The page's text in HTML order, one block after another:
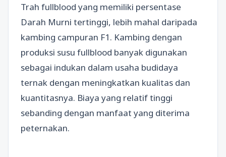
Trah fullblood yang memiliki persentase
Darah Murni tertinggi, lebih mahal daripada
kambing campuran F1. Kambing dengan
produksi susu fullblood banyak digunakan
sebagai indukan dalam usaha budidaya
ternak dengan meningkatkan kualitas dan
kuantitasnya. Biaya yang relatif tinggi
sebanding dengan manfaat yang diterima
peternakan.